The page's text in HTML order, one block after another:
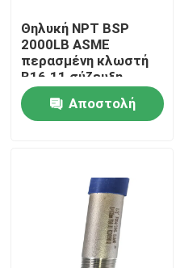
Σπίτι
Προϊόντα
Γύρος εργοστασίων
Ποιοτικός έλεγχος
Θηλυκή NPT BSP
2000LB ASME
περασμένη κλωστή
B16.11 σύζευξη
σωλήνων
Αποστολή